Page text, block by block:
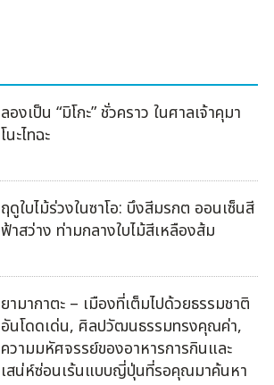
ลองเป็น “มิโกะ” ชั่วคราว ในศาลเจ้าคุมา
โนะไทฉะ
ฤดูใบไม้ร่วงในซาโอ: บึงสีมรกต ออนเซ็นสี
ฟ้าสว่าง ท่ามกลางใบไม้สีเหลืองส้ม
ยามากาตะ – เมืองที่เต็มไปด้วยธรรมชาติ
อันโดดเด่น, ศิลปวัฒนธรรมทรงคุณค่า,
ความมหัศจรรย์ของอาหารการกินและ
เสน่ห์ซ่อนเร้นแบบญี่ปุ่นที่รอคุณมาค้นหา